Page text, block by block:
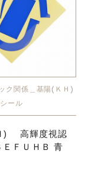
関係＿基陽(ＫＨ)
ール
) 高輝度視認
ＥＦＵＨＢ 青